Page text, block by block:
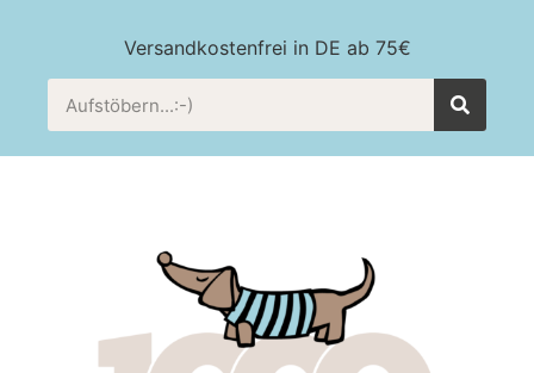
Versandkostenfrei in DE ab 75€